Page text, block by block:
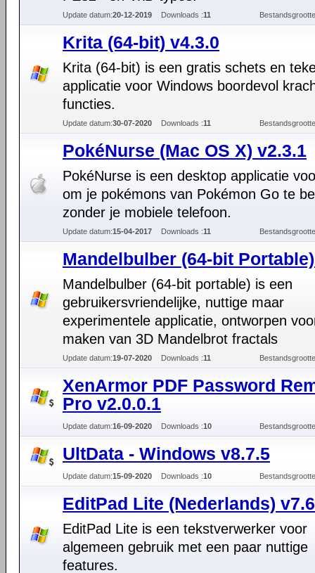
Update datum:20-12-2019 Downloads :11
Krita (64-bit) v4.3.0
Krita (64-bit) is een gratis schets en
applicatie voor Windows boordevol
functies.
Update datum:30-07-2020 Downloads :11
PokéNurse (Mac OS X) v2.3.1
PokéNurse is een desktop applicatie
om je pokémons van Pokémon Go te
zonder je mobiele telefoon.
Update datum:15-04-2017 Downloads :11
Mandelbulber (64-bit
Mandelbulber (64-bit portable) is een
gebruikersvriendelijke, nuttige maar
experimentele applicatie, ontworpen
maken van 3D Mandelbrot fractals
Update datum:19-07-2020 Downloads :11
XenArmor PDF Password
Pro v2.0.0.1
Update datum:16-09-2020 Downloads :10
UltData - Windows v8.7.5
Update datum:15-09-2020 Downloads :10
EditPad Lite (Nederlands)
EditPad Lite is een tekstverwerker voor
algemeen gebruik met een paar nuttige
features.